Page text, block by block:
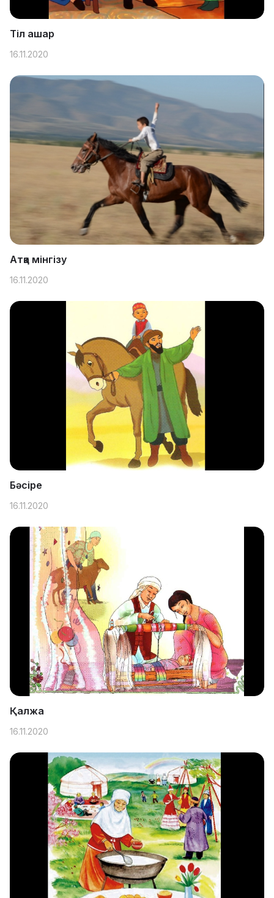
Тіл ашар
16.11.2020
Атқа мінгізу
16.11.2020
Бәсіре
16.11.2020
Қалжа
16.11.2020